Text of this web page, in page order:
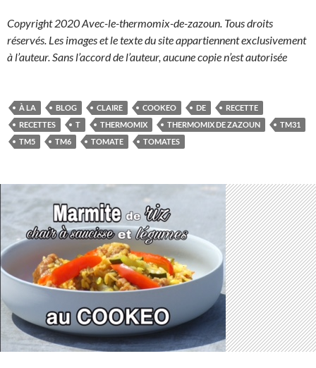
Copyright 2020 Avec-le-thermomix-de-zazoun. Tous droits
réservés. Les images et le texte du site appartiennent exclusivement
à l’auteur. Sans l’accord de l’auteur, aucune copie n’est autorisée
À LA BLOG CLAIRE COOKEO DE
RECETTE
RECETTES
T THERMOMIX THERMOMIX DE ZAZOUN
TM31
TM5
TM6 TOMATE TOMATES